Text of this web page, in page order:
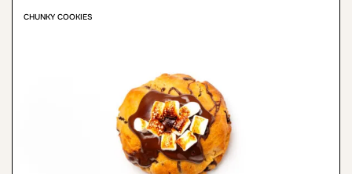
CHUNKY COOKIES